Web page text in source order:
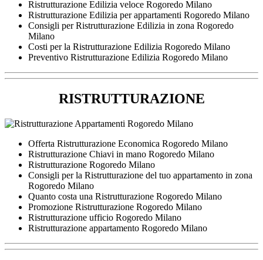
Ristrutturazione Edilizia veloce Rogoredo Milano
Ristrutturazione Edilizia per appartamenti Rogoredo Milano
Consigli per Ristrutturazione Edilizia in zona Rogoredo
Milano
Costi per la Ristrutturazione Edilizia Rogoredo Milano
Preventivo Ristrutturazione Edilizia Rogoredo Milano
RISTRUTTURAZIONE
Offerta Ristrutturazione Economica Rogoredo Milano
Ristrutturazione Chiavi in mano Rogoredo Milano
Ristrutturazione Rogoredo Milano
Consigli per la Ristrutturazione del tuo appartamento in zona
Rogoredo Milano
Quanto costa una Ristrutturazione Rogoredo Milano
Promozione Ristrutturazione Rogoredo Milano
Ristrutturazione ufficio Rogoredo Milano
Ristrutturazione appartamento Rogoredo Milano